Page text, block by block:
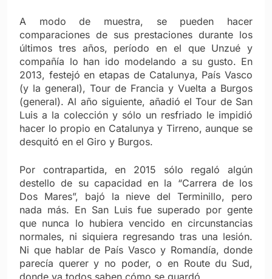
A modo de muestra, se pueden hacer
comparaciones de sus prestaciones durante los
últimos tres años, período en el que Unzué y
compañía lo han ido modelando a su gusto. En
2013, festejó en etapas de Catalunya, País Vasco
(y la general), Tour de Francia y Vuelta a Burgos
(general). Al año siguiente, añadió el Tour de San
Luis a la colección y sólo un resfriado le impidió
hacer lo propio en Catalunya y Tirreno, aunque se
desquitó en el Giro y Burgos.
Por contrapartida, en 2015 sólo regaló algún
destello de su capacidad en la “Carrera de los
Dos Mares”, bajó la nieve del Terminillo, pero
nada más. En San Luis fue superado por gente
que nunca lo hubiera vencido en circunstancias
normales, ni siquiera regresando tras una lesión.
Ni que hablar de País Vasco y Romandía, donde
parecía querer y no poder, o en Route du Sud,
donde ya todos saben cómo se guardó.